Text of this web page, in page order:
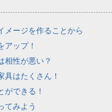
メージを作ることから
ップ！
相性が悪い？
はたくさん！
できる！
てみよう